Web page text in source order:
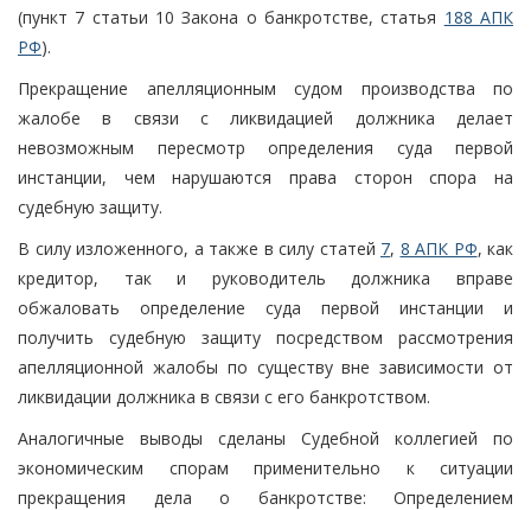
(пункт 7 статьи 10 Закона о банкротстве, статья 188 АПК
РФ).
Прекращение апелляционным судом производства по
жалобе в связи с ликвидацией должника делает
невозможным пересмотр определения суда первой
инстанции, чем нарушаются права сторон спора на
судебную защиту.
В силу изложенного, а также в силу статей 7, 8 АПК РФ, как
кредитор, так и руководитель должника вправе
обжаловать определение суда первой инстанции и
получить судебную защиту посредством рассмотрения
апелляционной жалобы по существу вне зависимости от
ликвидации должника в связи с его банкротством.
Аналогичные выводы сделаны Судебной коллегией по
экономическим спорам применительно к ситуации
прекращения дела о банкротстве: Определением